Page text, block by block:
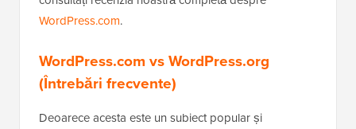
WordPress.com.
WordPress.com vs WordPress.org
(Întrebări frecvente)
Deoarece acesta este un subiect popular și